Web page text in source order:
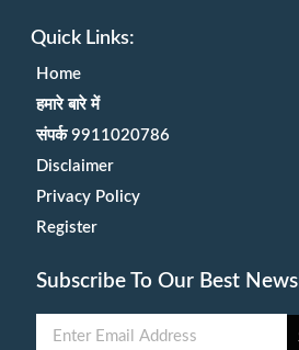
Quick Links:
Home
हमारे बारे में
संपर्क 9911020786
Disclaimer
Privacy Policy
Register
Subscribe To Our Best